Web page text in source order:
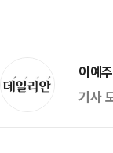
이예
기사